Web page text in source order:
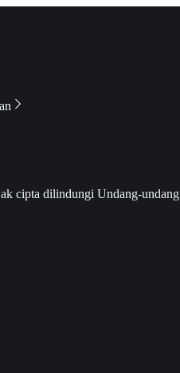
cipta dilindungi Undang-undang